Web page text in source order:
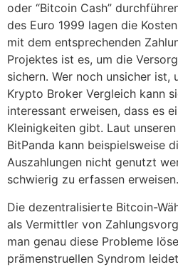
oder “Bitcoin Cash”
des Euro 1999 lagen die
mit dem entsprechenden
Projektes ist es, um die
sichern. Wer noch unsicher ist,
Krypto Broker Vergleich kann
interessant erweisen, dass es
Kleinigkeiten gibt. Laut
BitPanda kann beispielsweise
Auszahlungen nicht genutzt
schwierig zu erfassen erweisen.
Die dezentralisierte Bitcoin-
als Vermittler von
man genau diese Probleme
prämenstruellen Syndrom